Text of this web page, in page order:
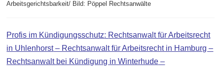
Arbeitsgerichtsbarkeit/ Bild: Pöppel Rechtsanwälte
Profis im Kündigungsschutz: Rechtsanwalt für Arbeitsrecht
in Uhlenhorst– Rechtsanwalt für Arbeitsrecht in Hamburg –
Rechtsanwalt bei Kündigung in Winterhude –